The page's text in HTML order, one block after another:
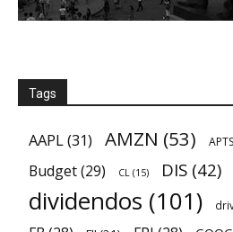
Tags
AAPL(31) AMZN (53) APTS
Budget(29) CL (15) DIS (42)
dividendos (101)